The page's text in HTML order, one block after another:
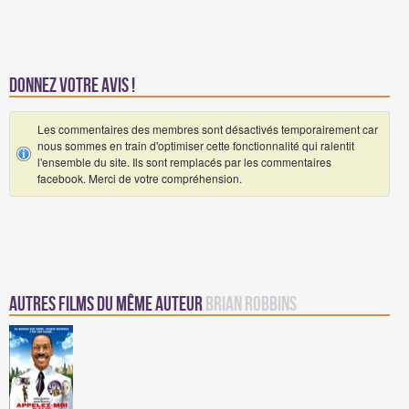
Donnez votre avis !
Les commentaires des membres sont désactivés temporairement car
nous sommes en train d'optimiser cette fonctionnalité qui ralentit
l'ensemble du site. Ils sont remplacés par les commentaires
facebook. Merci de votre compréhension.
Autres Films du même auteur Brian Robbins